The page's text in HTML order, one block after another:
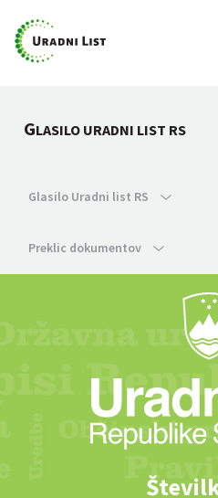
GLASILO URADNI LIST RS
Glasilo Uradni list RS
Preklic dokumentov